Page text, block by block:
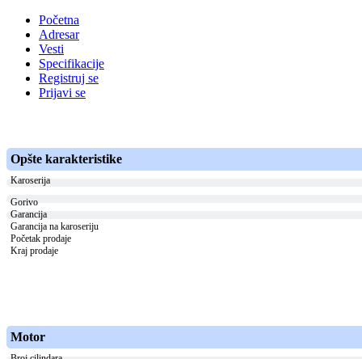
Početna
Adresar
Vesti
Specifikacije
Registruj se
Prijavi se
Opšte karakteristike
Karoserija
Gorivo
Garancija
Garancija na karoseriju
Početak prodaje
Kraj prodaje
Motor